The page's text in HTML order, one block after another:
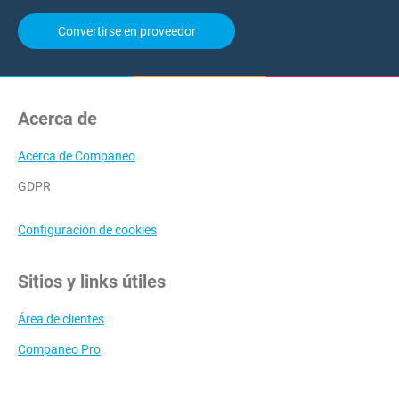
Convertirse en proveedor
Acerca de
Acerca de Companeo
GDPR
Configuración de cookies
Sitios y links útiles
Área de clientes
Companeo Pro